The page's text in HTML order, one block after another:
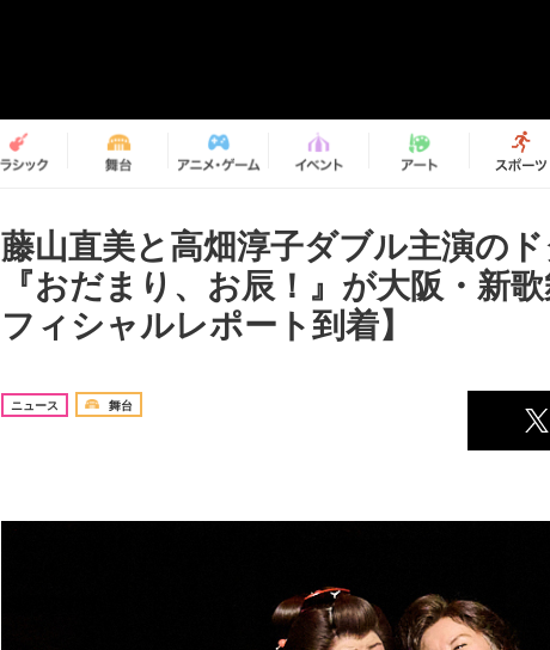
藤山直美と高畑淳子ダブル主演の
『おだまり、お辰！』が大阪・新
フィシャルレポート到着】
ニュース 舞台